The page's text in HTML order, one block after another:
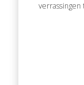
verrassingen